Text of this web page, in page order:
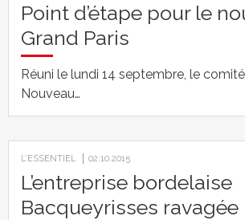
Point d’étape pour le
Grand Paris
Réuni le lundi 14 septembre, le
Nouveau…
L’ESSENTIEL 02.10.2015
L’entreprise bordelaise
Bacqueyrisses ravagée